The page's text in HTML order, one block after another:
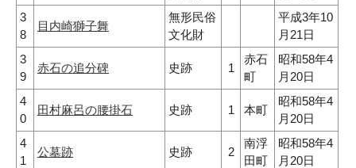
3
8
目内崎獅子舞
無形民俗
文化財
平成3年10
月21日
3
9
赤石の追分碑 史跡 1
赤石
町
昭和58年4
月20日
4
0
田村麻呂の腰掛石 史跡 1 本町
昭和58年4
月20日
4
1
公墓跡 史跡 2
南浮
田町
昭和58年4
月20日